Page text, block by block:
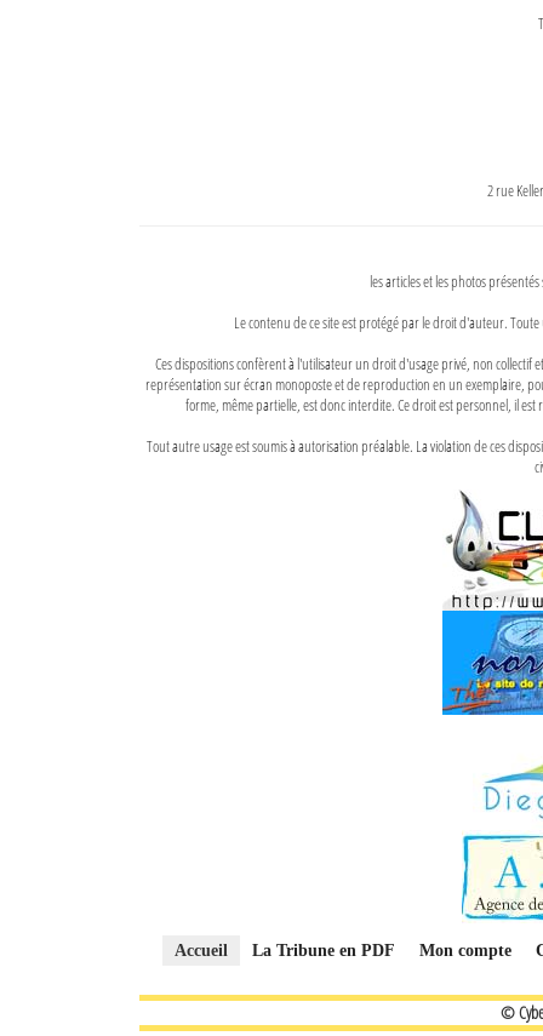
2 rue
les articles et les photos
Le contenu de ce site est protégé par le droit d'auteur.
Ces dispositions confèrent à l'utilisateur un droit d'usage privé, non
représentation sur écran monoposte et de reproduction en un exemplaire,
forme, même partielle, est donc interdite. Ce droit est personnel, il
Tout autre usage est soumis à autorisation préalable. La violation de ces
Accueil La Tribune en PDF Mon compte
©